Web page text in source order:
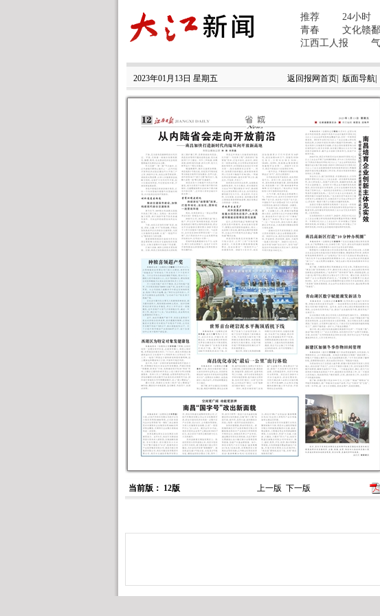
2023年01月13日 星期五 返回报网首页 版面导航
当前版： 12版 上一版 下一版